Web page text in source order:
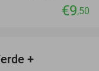
€9,50
+